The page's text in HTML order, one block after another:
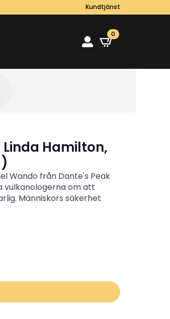
Kundtjänst
0
Linda Hamilton,
Wando från Dante's Peak
vulkanologerna om att
Människors säkerhet